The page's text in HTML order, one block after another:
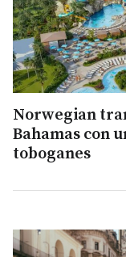
Norwegian
Bahamas con
toboganes